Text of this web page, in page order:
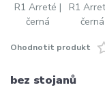
Ohodnotit produkt
bez stojanů